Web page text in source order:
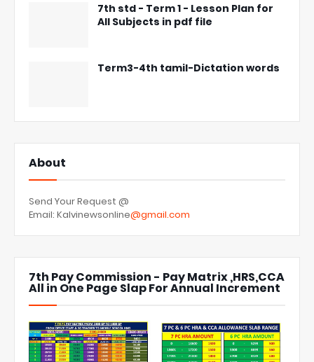
7th std - Term 1 - Lesson Plan for
All Subjects in pdf file
Term3-4th tamil-Dictation words
About
Send Your Request @
Email: Kalvinewsonline@gmail.com
7th Pay Commission - Pay Matrix ,HRS,CCA
All in One Page Slap For Annual Increment